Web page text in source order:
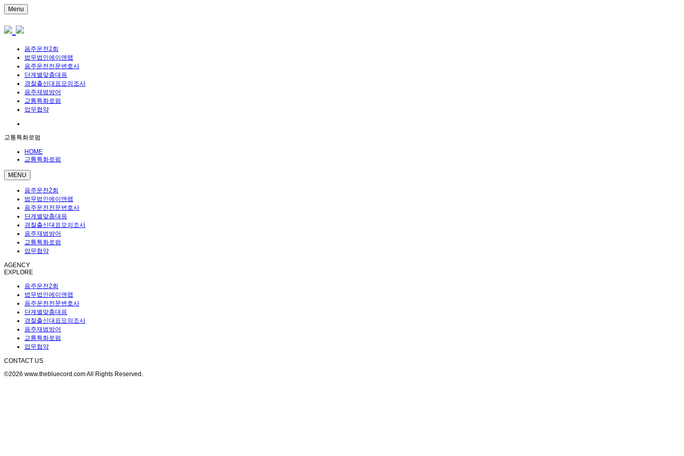
Menu
음주운전2회
법무법인에이앤랩
음주운전전문변호사
단계별맞춤대응
경찰출신대표모의조사
음주재범방어
교통특화로펌
업무협약
교통특화로펌
HOME
교통특화로펌
MENU
음주운전2회
법무법인에이앤랩
음주운전전문변호사
단계별맞춤대응
경찰출신대표모의조사
음주재범방어
교통특화로펌
업무협약
AGENCY
EXPLORE
음주운전2회
법무법인에이앤랩
음주운전전문변호사
단계별맞춤대응
경찰출신대표모의조사
음주재범방어
교통특화로펌
업무협약
CONTACT US
©2026 www.thebluecord.com All Rights Reserved.